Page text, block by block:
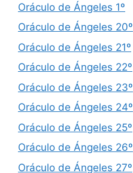
Oráculo de Ángeles 1º
Oráculo de Ángeles 20º
Oráculo de Ángeles 21º
Oráculo de Ángeles 22º
Oráculo de Ángeles 23º
Oráculo de Ángeles 24º
Oráculo de Ángeles 25º
Oráculo de Ángeles 26º
Oráculo de Ángeles 27º